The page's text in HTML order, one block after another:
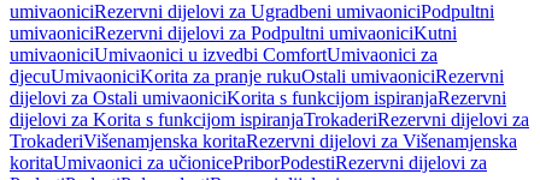
umivaoniciRezervni dijelovi za Ugradbeni umivaoniciPodpultni
umivaoniciRezervni dijelovi za Podpultni umivaoniciKutni
umivaoniciUmivaonici u izvedbi ComfortUmivaonici za
djecuUmivaoniciKorita za pranje rukuOstali umivaoniciRezervni
dijelovi za Ostali umivaoniciKorita s funkcijom ispiranjaRezervni
dijelovi za Korita s funkcijom ispiranjaTrokaderiRezervni dijelovi za
TrokaderiVišenamjenska koritaRezervni dijelovi za Višenamjenska
koritaUmivaonici za učionicePriborPodestiRezervni dijelovi za